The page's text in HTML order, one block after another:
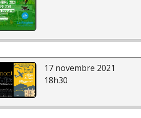
17 novembre 2021
18h30